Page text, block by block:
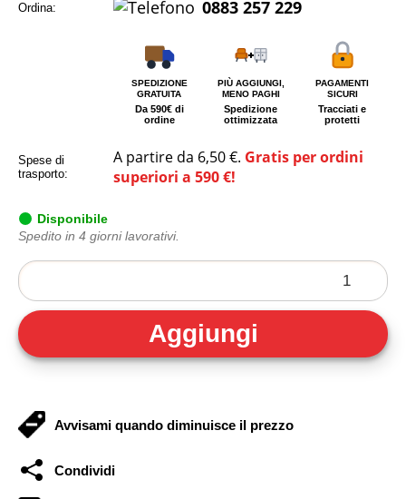
Ordina: 0883 257 229
SPEDIZIONE
GRATUITA
Da 590€ di
ordine
PIÙ AGGIUNGI,
MENO PAGHI
Spedizione
ottimizzata
PAGAMENTI
SICURI
Tracciati e
protetti
Spese di
trasporto:
A partire da 6,50 €. Gratis per ordini
superiori a 590 €!
Disponibile
Spedito in 4 giorni lavorativi.
Avvisami quando diminuisce il prezzo
Condividi